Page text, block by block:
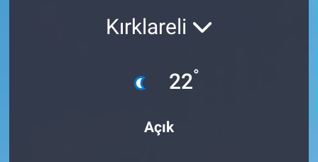
Kırklareli
22°
Açık